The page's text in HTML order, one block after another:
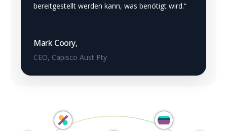
bereitgestellt werden kann, was benötigt wird.“
Mark Coory,
CEO, Capisco Aust Pty